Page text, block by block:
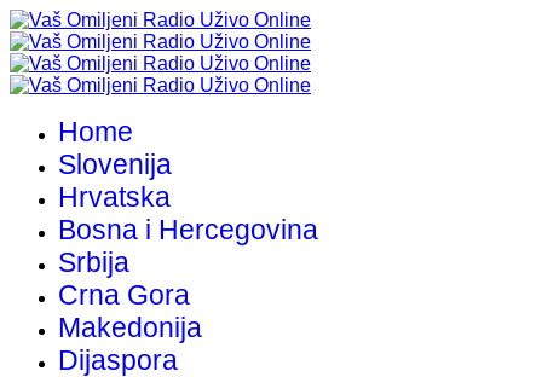
Home
Slovenija
Hrvatska
Bosna i Hercegovina
Srbija
Crna Gora
Makedonija
Dijaspora